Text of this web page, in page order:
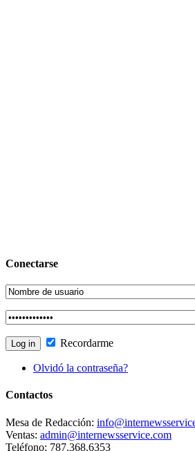
Conectarse
Recordarme
Olvidó la contraseña?
Contactos
Mesa de Redacción:
Ventas: admin@internewsservice.com
Teléfono: 787.368.6353